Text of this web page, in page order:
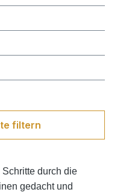
filtern
durch die
gedacht und